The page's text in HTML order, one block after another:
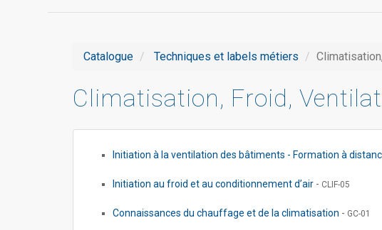
Catalogue Techniques et labels métiers
Climatisation, Froid,
Initiation à la ventilation des bâtiments - Formation à
Initiation au froid et au conditionnement d’air - CLIF-05
Connaissances du chauffage et de la climatisation - GC-01